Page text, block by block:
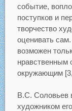
событие,
поступков и
творчество
оценивать
возможен
нравственным
окружающим
В.С. Соловьев
художником